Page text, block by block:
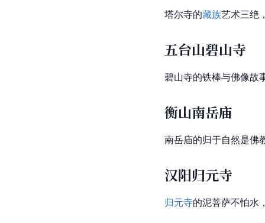
塔尔寺的藏族艺术三绝
五台山碧山寺
碧山寺的铁棒与佛像故
衡山南岳庙
南岳庙的归于自然是佛
汉阳归元寺
归元寺的泥菩萨不怕水